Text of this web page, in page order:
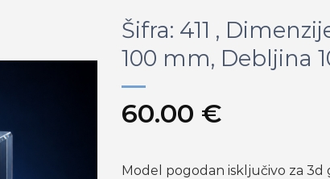
Šifra: 411 ,
100 mm, Debljina
60.00 €
Model pogodan isključivo za 3d